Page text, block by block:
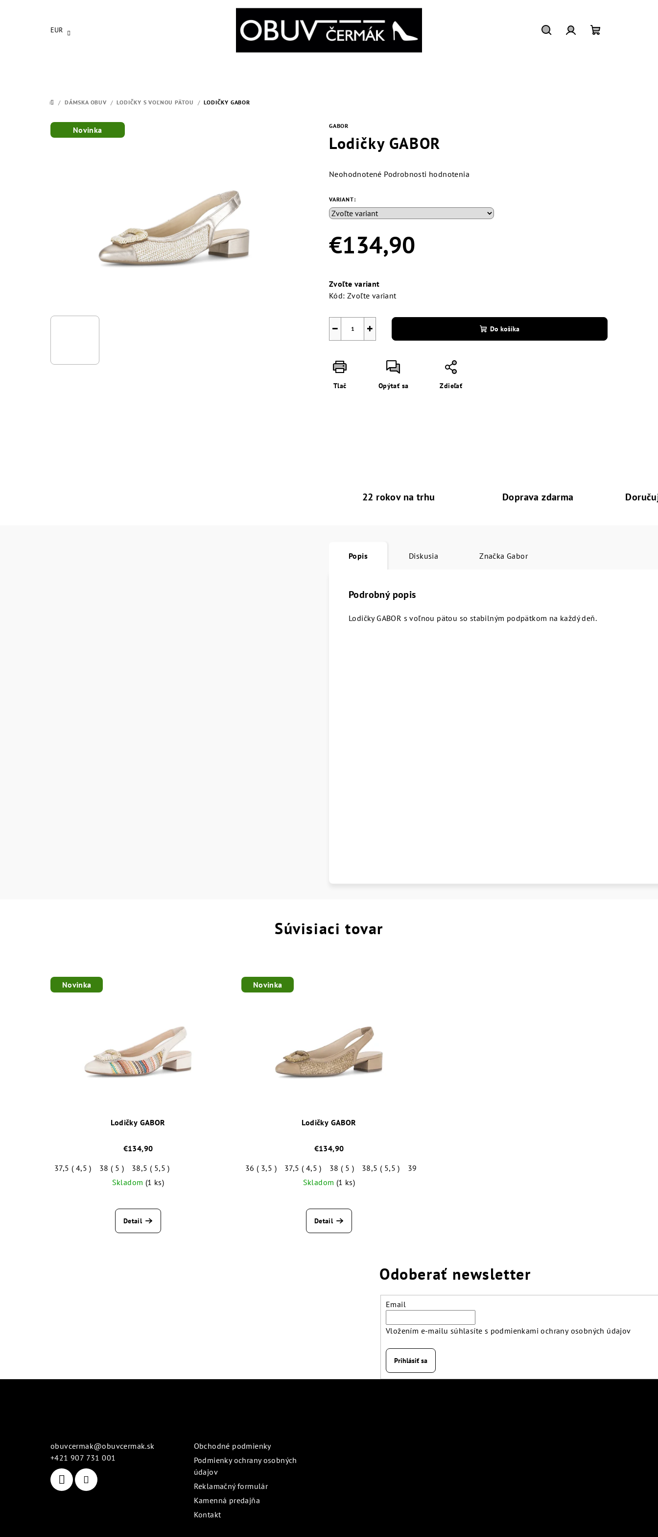
EUR
DOMOV
/ DÁMSKA OBUV / LODIČKY S VOĽNOU PÄTOU / LODIČKY GABOR
GABOR
Lodičky GABOR
Priemerné
produktu
je
0,0
5
hviezdičiek.
Neohodnotené Podrobnosti hodnotenia
VARIANT:
€134,90
cena:
Zvoľte variant
Kód: Zvoľte variant
+
− Do košíka
Tlač Opýtať sa Zdieľať
Novinka
22 rokov na trhu Doprava zdarma
Popis Diskusia Značka Gabor
Podrobný popis
Lodičky GABOR s voľnou pätou so stabilným podpätkom na každý deň.
Súvisiaci tovar
Novinka
Lodičky GABOR
€134,90
37,5 ( 4,5 )
38 ( 5 )
38,5 ( 5,5 )
Skladom (1 ks)
hodnotenie
produktu
je
Detail
Novinka
Lodičky GABOR
€134,90
36 ( 3,5 )
37,5 ( 4,5 ) 38 ( 5 ) 38,5 ( 5,5 ) 39 ( 6 )
Skladom (1 ks)
Detail
Odoberať newsletter
Email
Vložením e-mailu súhlasíte s podmienkami ochrany osobných údajov
Prihlásiť sa
obuvcermak@obuvcermak.sk
+421 907 731 001
Obchodné podmienky
Podmienky ochrany osobných
údajov
Reklamačný formulár
Kamenná predajňa
Kontakt